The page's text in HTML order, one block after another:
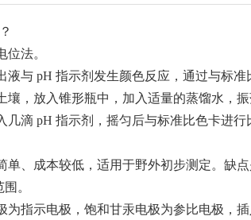
位法。
液与 pH 指示剂发生颜色反应，通过与标准
壤，放入锥形瓶中，加入适量的蒸馏水，
几滴 pH 指示剂，摇匀后与标准比色卡进
单、成本较低，适用于野外初步测定。缺
。
为指示电极，饱和甘汞电极为参比电极，